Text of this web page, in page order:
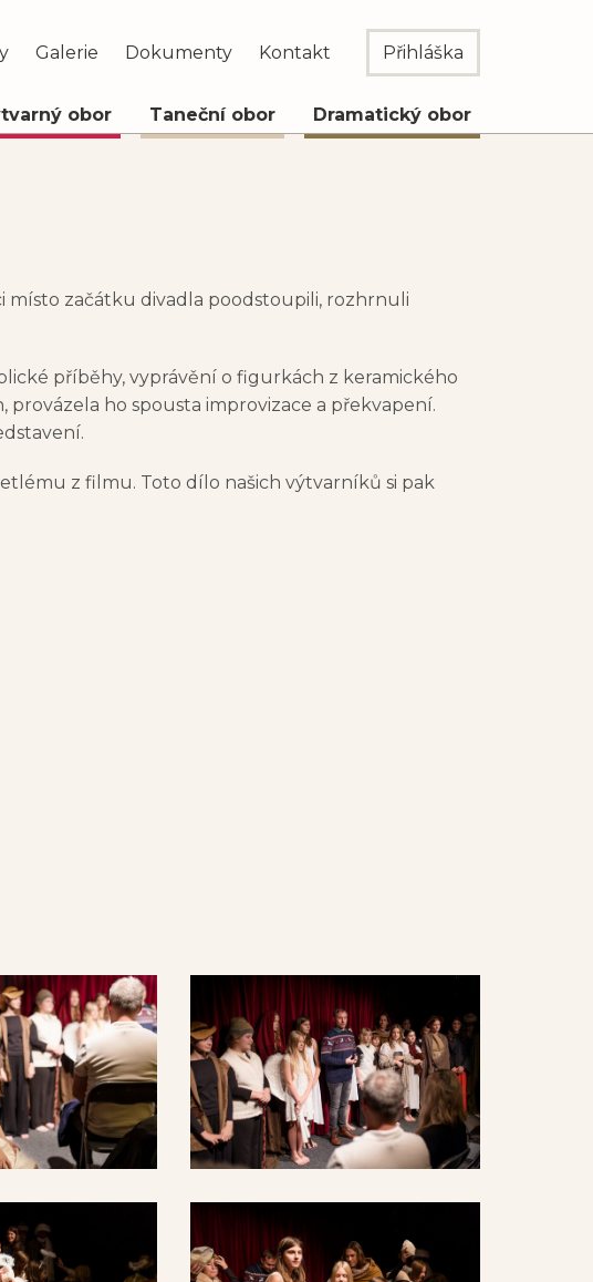
Galerie Dokumenty Kontakt Přihláška
obor Taneční obor Dramatický obor
začátku divadla poodstoupili, rozhrnuli
příběhy, vyprávění o figurkách z keramického
ho spousta improvizace a překvapení.
z filmu. Toto dílo našich výtvarníků si pak